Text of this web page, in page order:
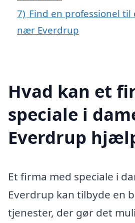
7) Find en professionel
nær Everdrup
Hvad kan et
speciale i
Everdrup
Et firma med speciale i
Everdrup kan tilbyde en
tjenester, der gør det